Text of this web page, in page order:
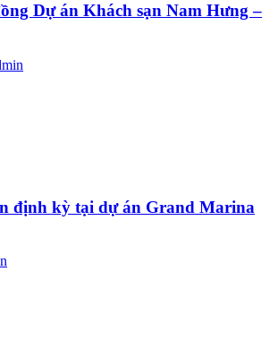
Dự án Khách sạn Nam Hưng –
định kỳ tại dự án Grand Marina